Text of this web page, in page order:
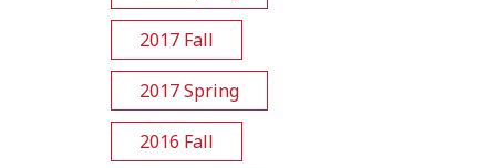
2017 Fall
2017 Spring
2016 Fall